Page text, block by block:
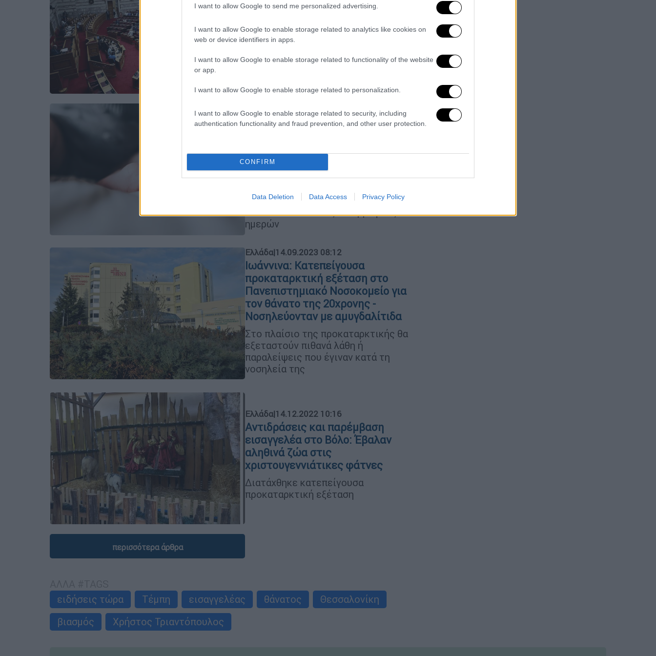
I want to allow Google to send me personalized advertising.
I want to allow Google to enable storage related to analytics like cookies on
web or device identifiers in apps.
I want to allow Google to enable storage related to functionality of the website
or app.
I want to allow Google to enable storage related to personalization.
I want to allow Google to enable storage related to security, including
authentication functionality and fraud prevention, and other user protection.
CONFIRM
Data Deletion Data Access Privacy Policy
Προανακριτικής Επιτροπής για το
ΣΥΡΙΖΑ
Ο ΣΥΡΙΖΑ-ΠΣ θα καταθέσει αίτημα για
την σύσταση Προανακριτικής
Ελλάδα 26.10.2023 10:17
Αχαΐα: Παρέμβαση της
εξετάσουν οι Αρχές
Η παραγγελία για περαιτέρω
ύπαρξης τετελεσμένου γεγονότος,
που είναι ο θάνατος του βρέφους 20
ημερών
Ελλάδα|14.09.2023 08:12
Ιωάννινα: Κατεπείγουσα
προκαταρκτική εξέταση στο
Πανεπιστημιακό Νοσοκομείο για
τον θάνατο της 20χρονης -
Νοσηλεύονταν με αμυγδαλίτιδα
Στο πλαίσιο της προκαταρκτικής θα
εξεταστούν πιθανά λάθη ή
παραλείψεις που έγιναν κατά τη
νοσηλεία της
Ελλάδα|14.12.2022 10:16
Αντιδράσεις και παρέμβαση
εισαγγελέα στο Βόλο: Έβαλαν
αληθινά ζώα στις
χριστουγεννιάτικες φάτνες
Διατάχθηκε κατεπείγουσα
προκαταρκτική εξέταση
περισσότερα άρθρα
ειδήσεις τώρα
Τέμπη εισαγγελέας θάνατος
Θεσσαλονίκη
βιασμός
Χρήστος Τριαντόπουλος